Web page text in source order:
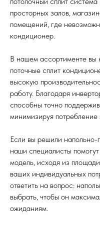
просторных залов,
помещений, где
кондиционер.
В нашем ассортименте вы
поточные сплит
высокую
работу. Благодаря
способны точно
минимизируя потребление
Если вы решили напольно-
наши специалисты
модель, исходя из
ваших индивидуальных
ответить на вопрос:
выбрать, чтобы он
ожиданиям.